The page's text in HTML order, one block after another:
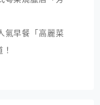
氣早餐「高麗菜